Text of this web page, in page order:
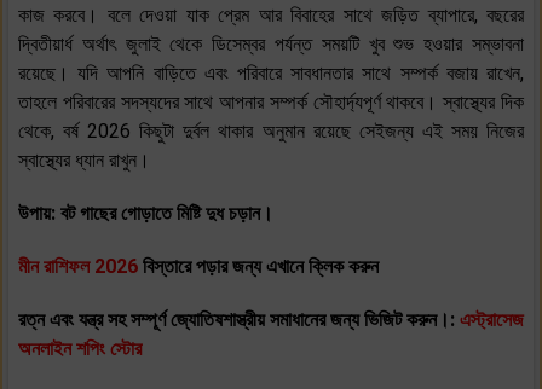
কাজ করবে। বলে দেওয়া যাক প্রেম আর বিবাহের সাথে জড়িত ব্যাপারে, বছরের
দ্বিতীয়ার্ধ অর্থাৎ জুলাই থেকে ডিসেম্বর পর্যন্ত সময়টি খুব শুভ হওয়ার সম্ভাবনা
রয়েছে। যদি আপনি বাড়িতে এবং পরিবারে সাবধানতার সাথে সম্পর্ক বজায় রাখেন,
তাহলে পরিবারের সদস্যদের সাথে আপনার সম্পর্ক সৌহার্দ্যপূর্ণ থাকবে। স্বাস্থ্যের দিক
থেকে, বর্ষ 2026 কিছুটা দুর্বল থাকার অনুমান রয়েছে সেইজন্য এই সময় নিজের
স্বাস্থ্যের ধ্যান রাখুন।
উপায়: বট গাছের গোড়াতে মিষ্টি দুধ চড়ান।
মীনরাশিফল 2026 বিস্তারে পড়ার জন্য এখানে ক্লিক করুন
রত্ন এবং যন্ত্র সহ সম্পূর্ণ জ্যোতিষশাস্ত্রীয় সমাধানের জন্য ভিজিট করুন।: এস্ট্রাসেজ
অনলাইন শপিং স্টোর